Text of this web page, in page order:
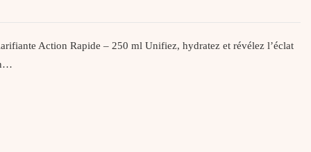
Action Rapide – 250 ml Unifiez, hydratez et révélez l’éclat